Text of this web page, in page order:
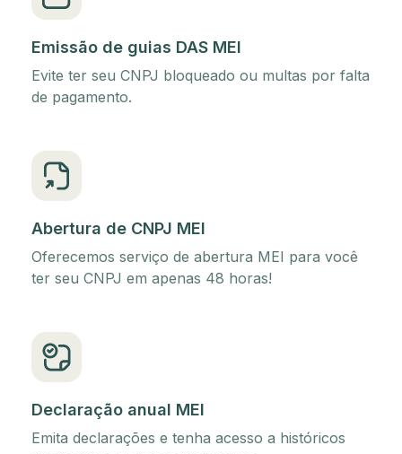
Emissão de guias DAS MEI
Evite ter seu CNPJ bloqueado ou multas por falta
de pagamento.
Abertura de CNPJ MEI
Oferecemos serviço de abertura MEI para você
ter seu CNPJ em apenas 48 horas!
Declaração anual MEI
Emita declarações e tenha acesso a históricos